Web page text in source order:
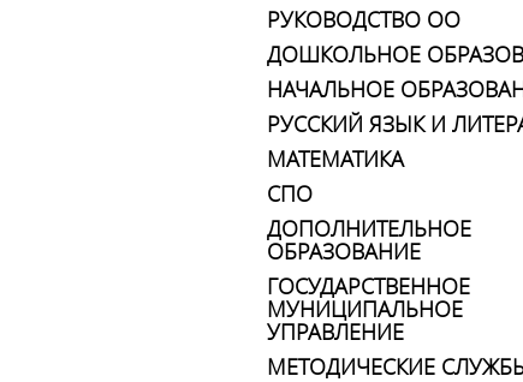
РУКОВОДСТВО ОО
ДОШКОЛЬНОЕ
НАЧАЛЬНОЕ
РУССКИЙ ЯЗЫК И
МАТЕМАТИКА
СПО
ДОПОЛНИТЕЛЬНОЕ
ОБРАЗОВАНИЕ
ГОСУДАРСТВЕННОЕ
МУНИЦИПАЛЬНОЕ
УПРАВЛЕНИЕ
МЕТОДИЧЕСКИЕ